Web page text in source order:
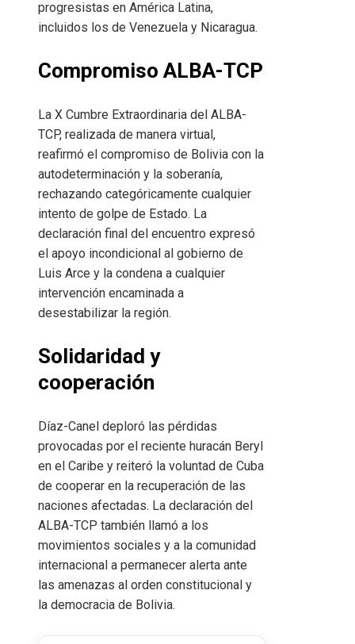
progresistas en América Latina,
incluidos los de Venezuela y Nicaragua.
Compromiso ALBA-TCP
La X Cumbre Extraordinaria del ALBA-
TCP, realizada de manera virtual,
reafirmó el compromiso de Bolivia con la
autodeterminación y la soberanía,
rechazando categóricamente cualquier
intento de golpe de Estado. La
declaración final del encuentro expresó
el apoyo incondicional al gobierno de
Luis Arce y la condena a cualquier
intervención encaminada a
desestabilizar la región.
Solidaridad y
cooperación
Díaz-Canel deploró las pérdidas
provocadas por el reciente huracán Beryl
en el Caribe y reiteró la voluntad de Cuba
de cooperar en la recuperación de las
naciones afectadas. La declaración del
ALBA-TCP también llamó a los
movimientos sociales y a la comunidad
internacional a permanecer alerta ante
las amenazas al orden constitucional y
la democracia de Bolivia.